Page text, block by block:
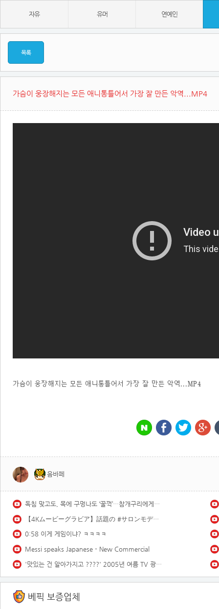
자유 유머 연예인
목록
가슴이 웅장해지는 모든 애니통틀어서 가장 잘 만든 악역...MP4
가슴이 웅장해지는 모든 애니통틀어서 가장 잘 만든 악역...MP4
음바페
독침 맞고도, 목에 구멍나도 ‘꿀꺽’…참개구리에게는 말벌도 한끼 식사 ｜지금 이 장면
【4Kムービーグラビア】話題の #サロンモデル #緑川春菜 ちゃんが、2度目の登場にして初表紙！前回に引き続き、水着は一切ナシで、洋服グラビアの可能性に挑戦した撮影に最高画質で没入密着！【メイキング】
0:58 이게 게임이냐? ㅋㅋㅋㅋ
Messi speaks Japanese - New Commercial
'맛있는 건 알아가지고 ????' 2005년 여름 TV 광고 모음 | 옛날티브이 옛날광고 추억의광고
베픽 보증업체